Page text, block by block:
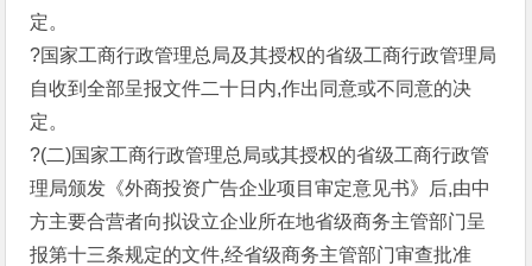
定。
?国家工商行政管理总局及其授权的省级工商行政管理局
自收到全部呈报文件二十日内,作出同意或不同意的决
定。
?(二)国家工商行政管理总局或其授权的省级工商行政管
理局颁发《外商投资广告企业项目审定意见书》后,由中
方主要合营者向拟设立企业所在地省级商务主管部门呈
报第十三条规定的文件,经省级商务主管部门审查批准